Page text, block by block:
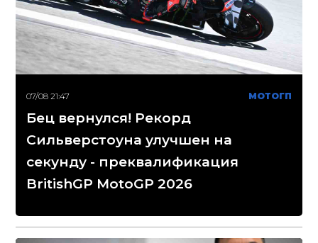
07/08 21:47 МОТОГП
Бец вернулся! Рекорд
Сильверстоуна улучшен на
секунду - преквалификация
BritishGP MotoGP 2026